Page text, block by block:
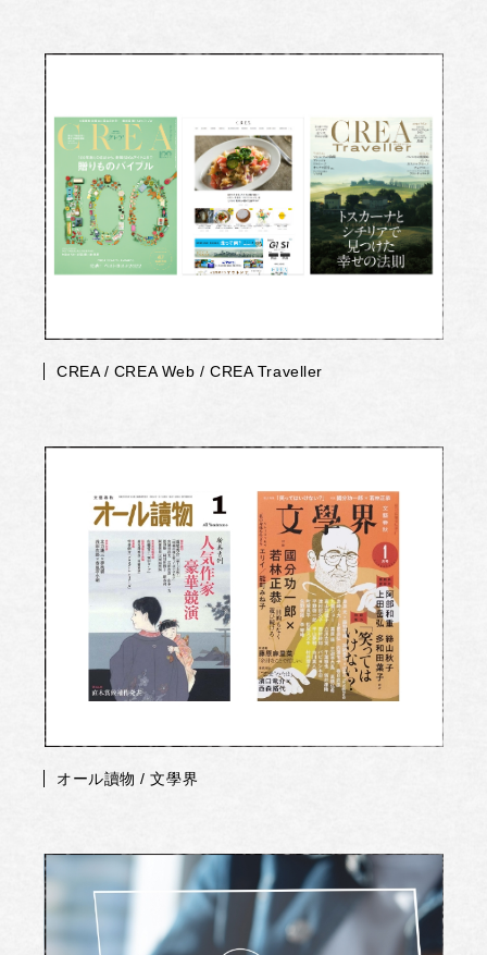
CREA / CREA Web / CREA Traveller
オール讀物 / 文學界